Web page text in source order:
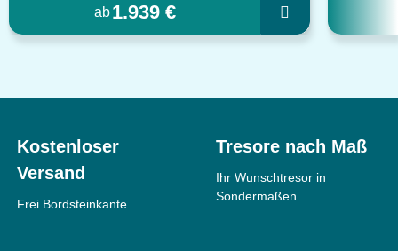
ab1.939 €
Kostenloser
Versand
Frei Bordsteinkante
Tresore nach Maß
Ihr Wunschtresor in
Sondermaßen